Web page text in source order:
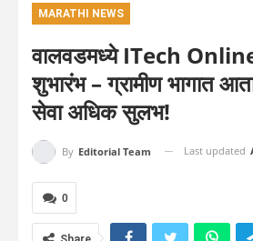
MARATHI NEWS
वालवडमध्ये ITech
शुभारंभ – ग्रामीण भागात
सेवा अधिक सुलभ!
By Editorial Team Last updated
0